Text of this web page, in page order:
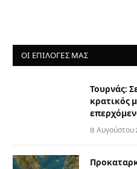
ΟΙ ΕΠΙΛΟΓΈΣ ΜΑΣ
Τουρνάς:
κρατικός
8 Αυγούστου